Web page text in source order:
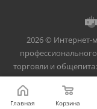
2026 © Интернет-
торговли и
для
Главная Корзина